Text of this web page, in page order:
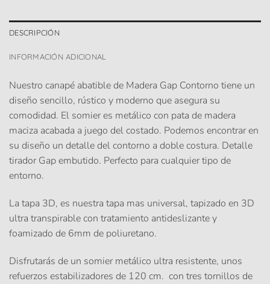
DESCRIPCIÓN
INFORMACIÓN ADICIONAL
Nuestro canapé abatible de Madera Gap Contorno tiene un
diseño sencillo, rústico y moderno que asegura su
comodidad. El somier es metálico con pata de madera
maciza acabada a juego del costado. Podemos encontrar en
su diseño un detalle del contorno a doble costura. Detalle
tirador Gap embutido. Perfecto para cualquier tipo de
entorno.
La tapa 3D, es nuestra tapa mas universal, tapizado en 3D
ultra transpirable con tratamiento antideslizante y
foamizado de 6mm de poliuretano.
Disfrutarás de un somier metálico ultra resistente, unos
refuerzos estabilizadores de 120 cm. con tres tornillos de